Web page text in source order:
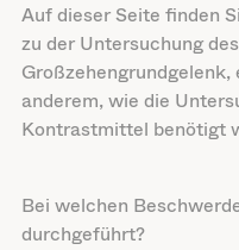
Auf dieser Seite finden
zu der Untersuchung
anderem, wie die
Kontrastmittel benötigt
Bei welchen
durchgeführt?